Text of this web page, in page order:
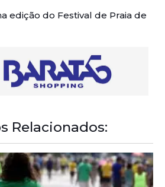
edição do Festival de Praia de
Relacionados: